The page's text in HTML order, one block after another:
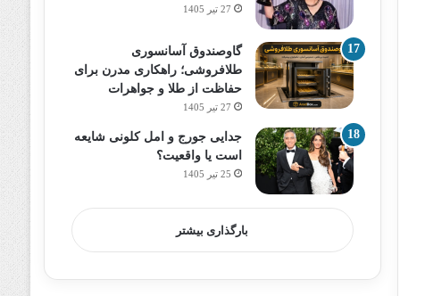
27 تیر 1405
گاوصندوق آسانسوری
طلافروشی؛ راهکاری مدرن برای
حفاظت از طلا و جواهرات
27 تیر 1405
جدایی جورج و امل کلونی شایعه
است یا واقعیت؟
25 تیر 1405
بارگذاری بیشتر